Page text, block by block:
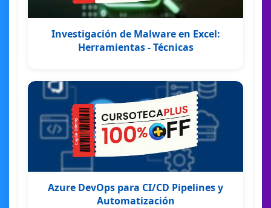
Investigación de Malware en Excel:
Herramientas - Técnicas
Azure DevOps para CI/CD Pipelines y
Automatización